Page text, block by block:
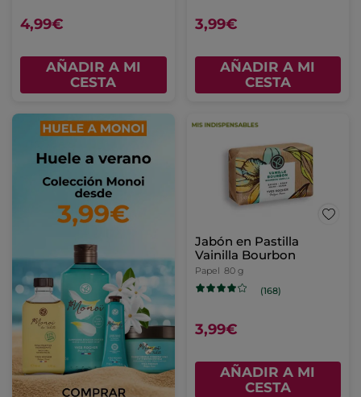
4,99€
AÑADIR A MI
CESTA
3,99€
AÑADIR A MI
CESTA
Jabón en Pastilla
Vainilla Bourbon
Papel 80 g
(168)
3,99€
AÑADIR A MI
CESTA